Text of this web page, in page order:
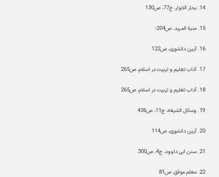
14
.بحار الانوار، ج77، ص130
15
.منیة المرید، ص204؛
16
.آیین دانشوری، ص122
17
.آداب تعلیم و تربیت در اسلام، ص265
18. آداب تعلیم و تربیت در اسلام، ص265
.وسائل ‌الشیعه، ج11، ص436
20
.آیین دانشوری، ص114
.سنن ابی داوود، ج4، ص300.
22
.معلم موفق، ص81